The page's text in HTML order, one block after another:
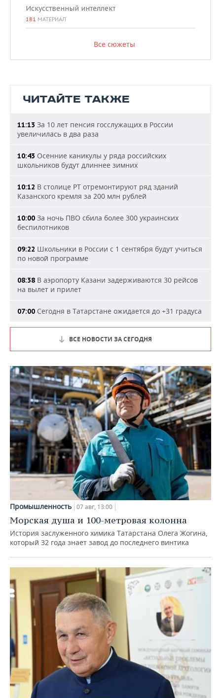
Искусственный интеллект
181 МАТЕРИАЛ
Все сюжеты
ЧИТАЙТЕ ТАКЖЕ
11:13 За 10 лет пенсия госслужащих в России
увеличилась в два раза
10:43 Осенние каникулы у ряда российских
школьников будут длиннее зимних
10:12 В столице РТ отремонтируют ряд зданий
Казанского кремля за 200 млн рублей
10:00 За ночь ПВО сбила более 300 украинских
беспилотников
09:22 Школьники в России с 1 сентября будут учиться
по новой программе
08:38 В аэропорту Казани задерживаются 30 рейсов
на вылет и прилет
07:00 Сегодня в Татарстане ожидается до +31 градуса
ВСЕ НОВОСТИ ЗА СЕГОДНЯ
Промышленность 07 авг, 13:00
Морская душа и 100-метровая колонна
История заслуженного химика Татарстана Олега Жогина,
который 32 года знает завод до последнего винтика